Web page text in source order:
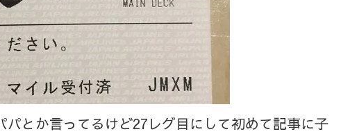
パとか言ってるけど27レグ目にして初めて記事に子